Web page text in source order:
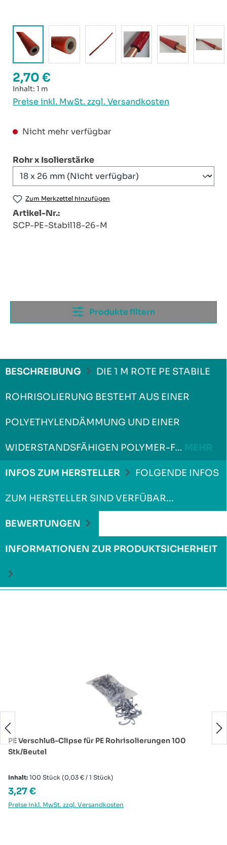
Regulärer Preis:
2,70 €
Inhalt: 1 m
Preise inkl. MwSt. zzgl. Versandkosten
Nicht mehr verfügbar
Rohr x Isolierstärkeauswählen
Zum Merkzettel hinzufügen
Artikel-Nr.:
SCP-PE-Stabil18-26-M
Produkte filtern
BESCHREIBUNG DIE 1 M ROTE PE STABILE
ROHRISOLIERUNG BESTEHT AUS EINER
POLYETHYLENDÄMMUNG UND EINER
WIDERSTANDSFÄHIGEN POLYMER-F…
INFOS ZUM HERSTELLER FOLGENDE INFOS
ZUM HERSTELLER SIND VERFÜBAR...
BEWERTUNGEN
INFORMATIONEN ZUR PRODUKTSICHERHEIT
PE Verschluß-Clipse für PE Rohrisolierungen 100
Stk/Beutel
Inhalt: 100 Stück (0,03 € / 1 Stück)
Regulärer Preis:
3,27 €
Preise inkl. MwSt. zzgl. Versandkosten